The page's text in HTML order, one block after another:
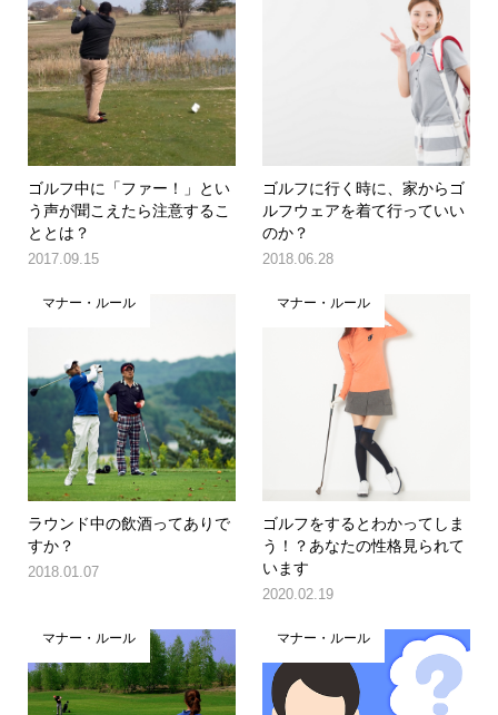
ゴルフ中に「ファー！」とい
う声が聞こえたら注意するこ
ととは？
2017.09.15
ゴルフに行く時に、家からゴ
ルフウェアを着て行っていい
のか？
2018.06.28
マナー・ルール
ラウンド中の飲酒ってありで
すか？
2018.01.07
マナー・ルール
ゴルフをするとわかってしま
う！？あなたの性格見られて
います
2020.02.19
マナー・ルール マナー・ルール